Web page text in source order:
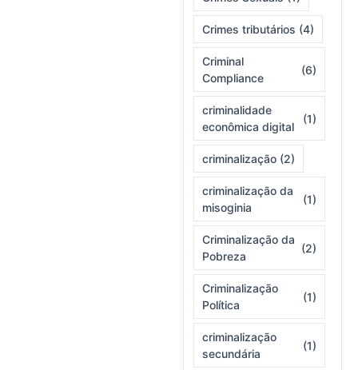
Crimes tributários (4)
Criminal
Compliance
(6)
criminalidade
econômica digital
(1)
criminalização (2)
criminalização da
misoginia
(1)
Criminalização da
Pobreza
(2)
Criminalização
Política
(1)
criminalização
secundária
(1)